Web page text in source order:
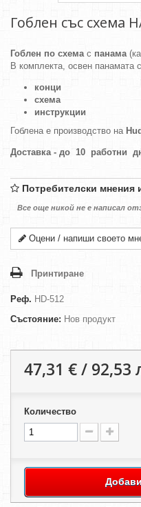
Гоблен със
Гоблен по схемас панама
В комплекта, освен панамата
конци
схема
инструкции
Гоблена е производство на
Доставка - до 10 работни
Потребителски мнения
Все още никой не е написал
Оцени / напиши своето
Принтиране
Реф. HD-512
Състояние: Нов продукт
47,31 € / 92,53
Количество